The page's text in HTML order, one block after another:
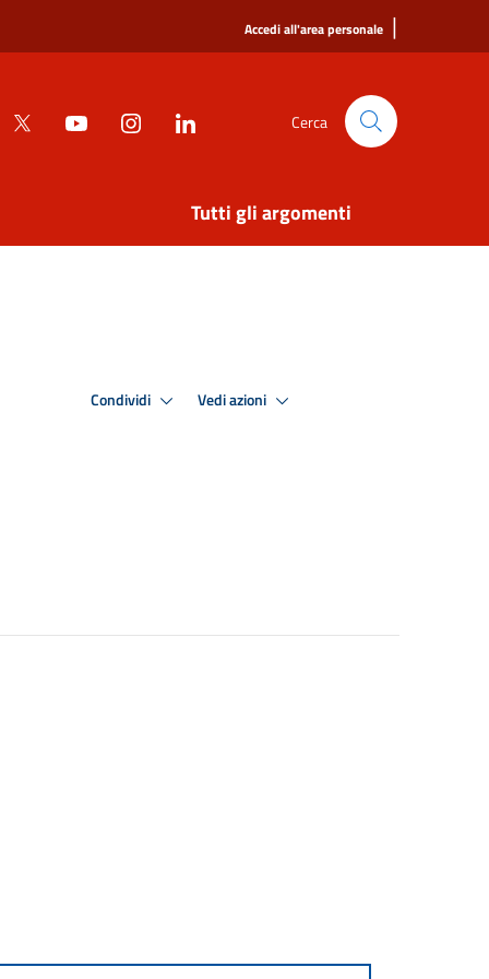
Accedi all'area personale |
Cerca
Tutti gli argomenti
Condividi Vedi azioni